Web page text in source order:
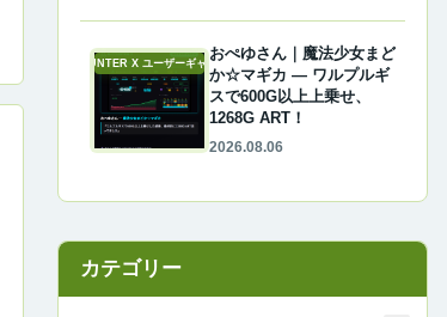
A-COUNTER X ユーザーギャラリー
おぺゆさん｜魔法少女まど
か☆マギカ ― ワルプルギ
スで600G以上上乗せ、
1268G ART！
2026.08.06
カテゴリー